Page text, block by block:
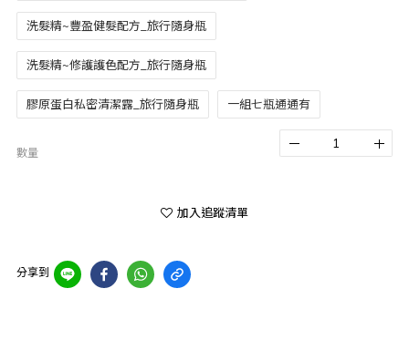
洗髮精~豐盈健髮配方_旅行隨身瓶
洗髮精~修護護色配方_旅行隨身瓶
膠原蛋白私密清潔露_旅行隨身瓶 一組七瓶通通有
數量
加入追蹤清單
分享到